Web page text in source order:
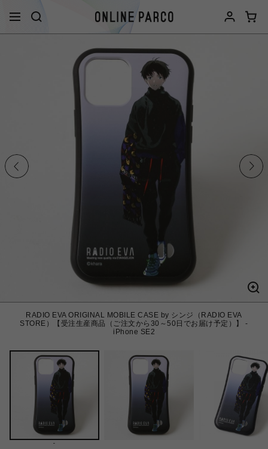
RADIO EVA ORIGINAL MOBILE CASE by シンジ（RADIO EVA
STORE）【受注生産商品（ご注文から30～50日でお届け予定）】 -
iPhone SE2
-